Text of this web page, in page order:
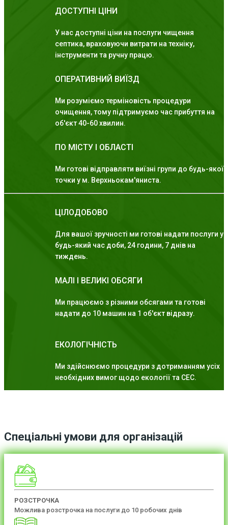
ДОСТУПНІ ЦІНИ
У нас доступні ціни на послуги чищення
септика, враховуючи витрати на техніку,
інструменти та ручну працю.
ОПЕРАТИВНИЙ ВИЇЗД
Ми розуміємо терміновість процедури
очищення, тому підтримуємо час прибуття на
об'єкт 40-60 хвилин.
ПО МІСТУ І ОБЛАСТІ
Ми готові відправляти виїзні групи до будь-якої
точки у м. Верхньокам'яниста.
ЦІЛОДОБОВО
Для вашої зручності ми готові надати послуги у
будь-який час доби, 24 години, 7 днів на
тиждень.
МАЛІ І ВЕЛИКІ ОБСЯГИ
Ми працюємо з різними обсягами та готові
надати до 10 машин на 1 об'єкт відразу.
ЕКОЛОГІЧНІСТЬ
Ми здійснюємо процедури з дотриманням усіх
необхідних вимог щодо екології та СЕС.
Спеціальні умови для організацій
РОЗСТРОЧКА
Можлива розстрочка на послуги до 10 робочих днів